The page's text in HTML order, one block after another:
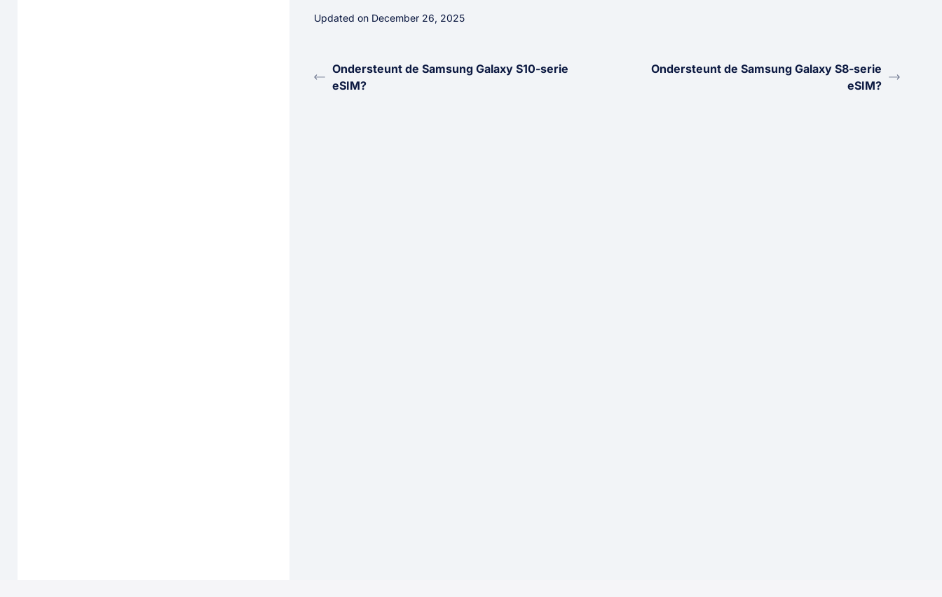
Updated on December 26, 2025
Ondersteunt de Samsung Galaxy S10-serie
eSIM?
Ondersteunt de Samsung Galaxy S8-serie
eSIM?